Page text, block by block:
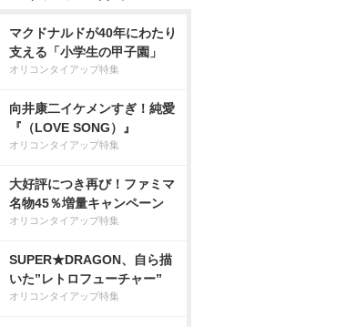
マクドナルドが40年にわたり
支える「小学生の甲子園」
オリコンタイアップ特集
向井康二イケメンすぎ！純愛
『（LOVE SONG）』
オリコンタイアップ特集
大好評につき再び！ファミマ
名物45％増量キャンペーン
オリコンタイアップ特集
SUPER★DRAGON、自ら描
いた”レトロフューチャー”
オリコンタイアップ特集